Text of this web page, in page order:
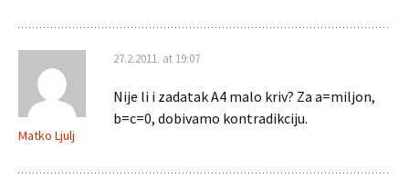
Matko Ljulj
27.2.2011. at 19:07
Nije li i zadatak A4 malo kriv? Za a=miljon,
b=c=0, dobivamo kontradikciju.